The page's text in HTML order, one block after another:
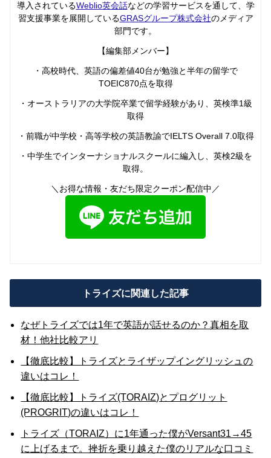
導入されているWeblio英会話などの学習サービスを通して、学
習支援事業を展開しているGRASグループ株式会社のメディア
部門です。
【編集部メンバー】
・高校時代、英語の偏差値40台が勉強と半年の留学で
TOEIC870点を取得
・オーストラリアの大学院卒業で留学経験があり、英検準1級
取得
・前職が中学校・高等学校の英語教諭でIELTS Overall 7.0取得
・中学生でインターナショナルスクールに編入し、英検2級を
取得。
＼お得な情報・友だち限定クーポン配信中／
トライズに関連した記事
なぜトライズでは1年で英語が話せるのか？真相を取
材！他社比較アリ
【徹底比較】トライズとライザップイングリッシュの
違いはコレ！
【徹底比較】トライズ(TORAIZ)とプログリット
(PROGRIT)の違いはコレ！
トライズ（TORAIZ）に1年通った僕がVersant31→45
に上げるまで。挫折を乗り越えた僕のリアルな口コミ